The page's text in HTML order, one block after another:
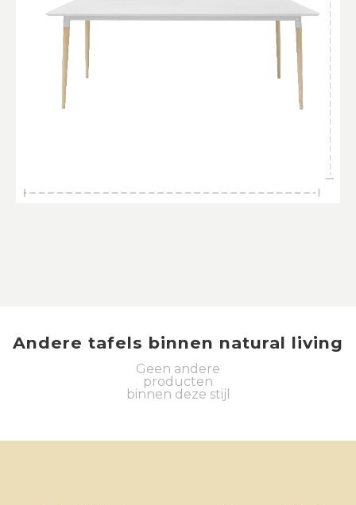
Andere tafels binnen natural living
Geen andere
producten
binnen deze stijl